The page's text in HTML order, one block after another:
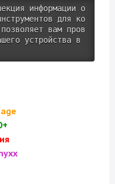
информации о
для ко
вам пров
устройства в